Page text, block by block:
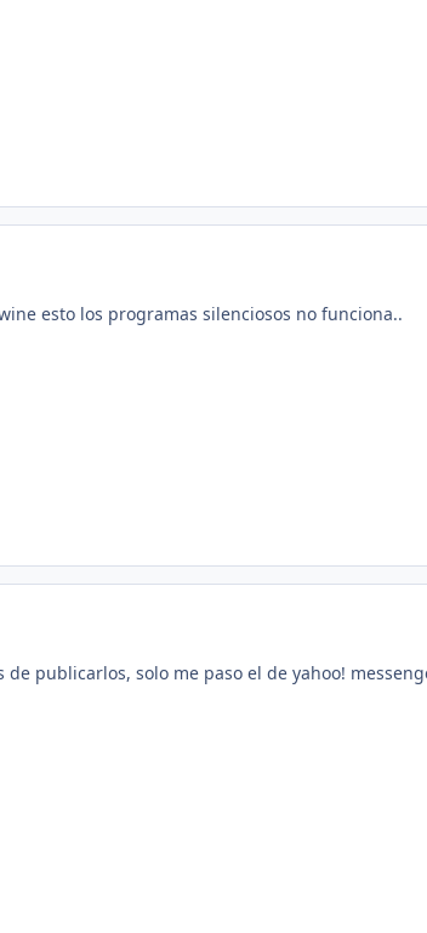
esto los programas silenciosos no funciona..
publicarlos, solo me paso el de yahoo!